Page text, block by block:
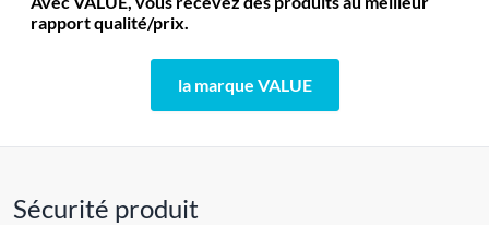
rapport qualité/prix.
la marque VALUE
Sécurité produit